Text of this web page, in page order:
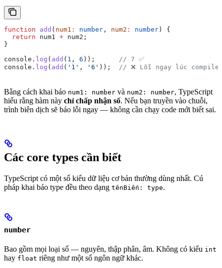
function add ( num1 : number , num2 : number ) {
  return
num1 + num2 ;
}
console . log ( add ( 1 , 6 )); // 7 ✅
console . log ( add ( '1' , '6' )); // ❌ Lỗi ngay lúc compile
Bằng cách khai báo num1: number và num2: number, TypeScript
hiểu rằng hàm này chỉ chấp nhận số. Nếu bạn truyền vào chuỗi,
trình biên dịch sẽ báo lỗi ngay — không cần chạy code mới biết sai.
Các core types cần biết
TypeScript có một số kiểu dữ liệu cơ bản thường dùng nhất. Cú
pháp khai báo type đều theo dạng tênBiến: type.
number
Bao gồm mọi loại số — nguyên, thập phân, âm. Không có kiểu int
hay float riêng như một số ngôn ngữ khác.